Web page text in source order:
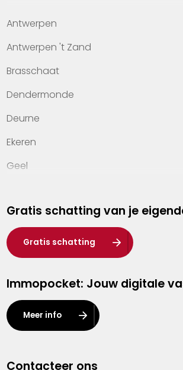
Kennis van wonen
Kantoren
Veelgestelde vragen
Werken bij Heylen Vastgoed
Contact
Antwerpen
Antwerpen 't Zand
Brasschaat
Dendermonde
Deurne
Ekeren
Geel
Hasselt
Heist-op-den-Berg
Herentals
Kalmthout
Leuven
Lier
Gratis schatting van je
Gratis schatting
Immopocket: Jouw digitale
Meer info
Contacteer ons